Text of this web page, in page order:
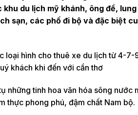
du lịch mỹ khánh, ông đề,
sạn, các phố đi bộ và đặc biệt
loại hình cho thuê xe du lịch từ 4-
khách khi đến với cần thơ
những tinh hoa văn hóa sông nước
thực phong phú, đậm chất Nam bộ.